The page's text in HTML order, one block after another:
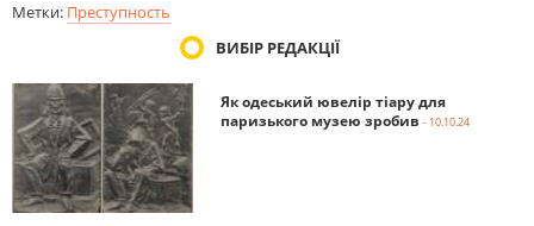
Метки: Преступность
ВИБІР РЕДАКЦІЇ
Як одеський ювелір тіару для
паризького музею зробив - 10.10.24